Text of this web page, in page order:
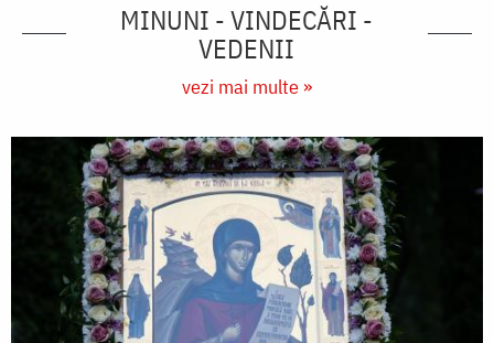
MINUNI - VINDECĂRI -
VEDENII
vezi mai multe »